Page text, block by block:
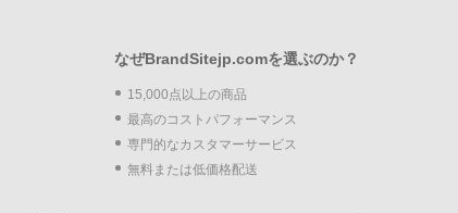
なぜBrandSitejp.comを選ぶのか？
15,000点以上の商品
最高のコストパフォーマンス
専門的なカスタマーサービス
無料または低価格配送